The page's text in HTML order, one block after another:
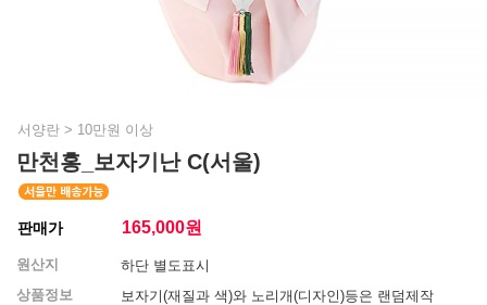
서양란 > 10만원 이상
만천홍_보자기난 C(서울)
판매가 165,000원
원산지
하단 별도표시
상품정보
보자기(재질과 색)와 노리개(디자인)등은 랜덤제작